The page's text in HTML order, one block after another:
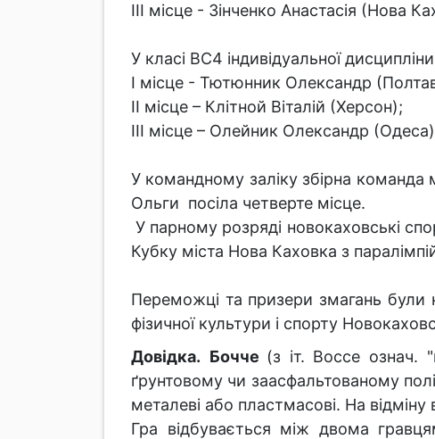
ІІІ місце - Зінченко Анастасія (Нова
У класі ВС4 індивідуальної
І місце - Тютюнник Олександр
ІІ місце – Клітной Віталій (Херсон);
ІІІ місце – Олейник Олександр
У командному заліку збірна команда
Ольги посіла четверте місце.
У парному розряді новокаховські
Кубку міста Нова Каховка з
Переможці та призери змагань були
фізичної культури і спорту
Довідка. Бочче (з іт. Bocce означ.
ґрунтовому чи заасфальтованому
металеві або пластмасові. На
Гра відбувається між двома